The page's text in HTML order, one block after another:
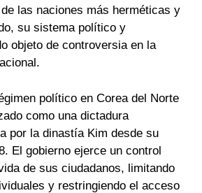
las naciones más herméticas y
su sistema político y
objeto de controversia en la
político en Corea del Norte
como una dictadura
por la dinastía Kim desde su
El gobierno ejerce un control
de sus ciudadanos, limitando
y restringiendo el acceso